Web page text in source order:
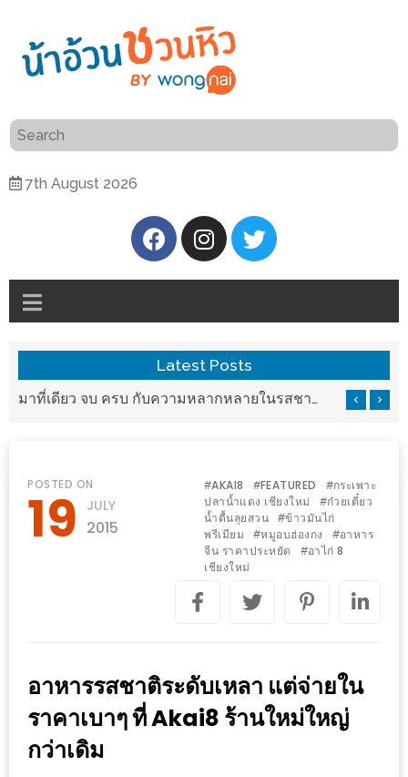
7th August 2026
แนะนำ
อ้วน
ความ
เป็น
ศิริ
ปัน
นาฯ
เชียงใหม่
เล่น
กัน
…
เดียว
ที่
Latest Posts
มาที่เดียว จบ ครบ กับความหลากหลายในรสชาติที่นำมาจากทั่วเมืองจีนที่ HAN The Chinese Cuisine
POSTED ON
19 JULY
2015
#AKAI8 #FEATURED #กระเพาะ
ปลาน้ำแดง เชียงใหม่
#ก๋วยเตี๋ยว
น้ำตื้นลุยสวน
#ข้าวมันไก่
พรีเมียม
#หมูอบฮ่องกง #อาหาร
จีน ราคาประหยัด
#อาไก่ 8
เชียงใหม่
อาหารรสชาติระดับเหลา แต่จ่ายใน
ราคาเบาๆ ที่ Akai8 ร้านใหม่ใหญ่
กว่าเดิม